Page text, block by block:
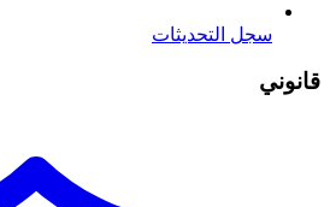
سجل التحديثات
قانوني